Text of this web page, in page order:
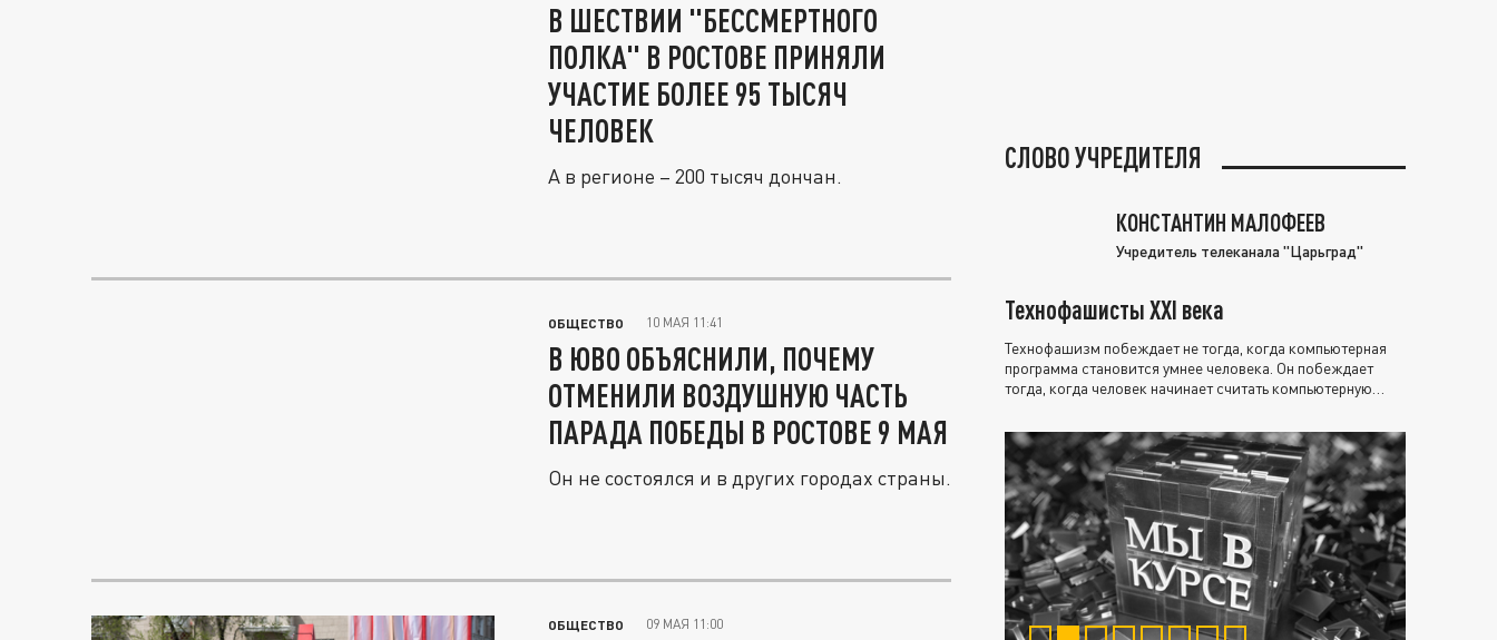
В ШЕСТВИИ "БЕССМЕРТНОГО
ПОЛКА" В РОСТОВЕ ПРИНЯЛИ
УЧАСТИЕ БОЛЕЕ 95 ТЫСЯЧ
ЧЕЛОВЕК
А в регионе – 200 тысяч дончан.
ОБЩЕСТВО 10 МАЯ 11:41
В ЮВО ОБЪЯСНИЛИ, ПОЧЕМУ
ОТМЕНИЛИ ВОЗДУШНУЮ ЧАСТЬ
ПАРАДА ПОБЕДЫ В РОСТОВЕ 9 МАЯ
Он не состоялся и в других городах страны.
ОБЩЕСТВО 09 МАЯ 11:00
СЛОВО УЧРЕДИТЕЛЯ
КОНСТАНТИН МАЛОФЕЕВ
Учредитель телеканала "Царьград"
Технофашисты XXI века
Технофашизм побеждает не тогда, когда компьютерная
программа становится умнее человека. Он побеждает
тогда, когда человек начинает считать компьютерную